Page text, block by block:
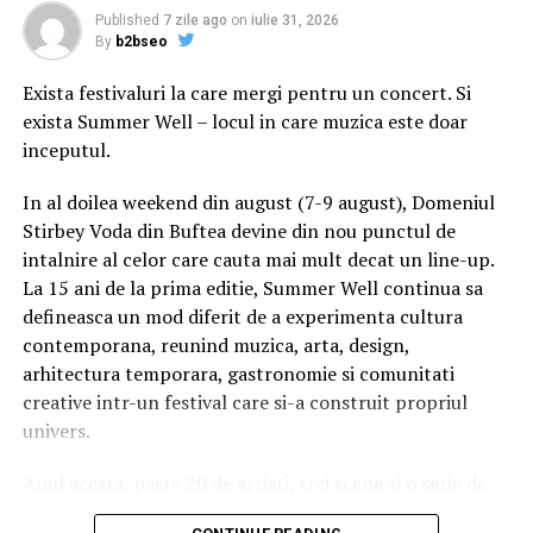
dispune de niciun sistem propriu bancar. Prin urmare,
într-o competiție industrială pe care am scăpat-o de sub
pentru dezvoltare și dobânzile acestora, este pe alte
mâini.
statistic în economia României sunt și ele în mare
măsură externalizate.
Presa – și în special presa audio-vizuală și electronică –
continuă să reprezinte o putere în stat. A patra putere.
Și prima putere extraconstituțională. Nu există practic
televiziune de știri în România, care să nu fi suferit la
nivelul patronatului o decapitare. Cu alte cuvinte, la fel
cum s-a întâmplat în cazul marilor societăți industriale
Exterminat. Și în cel mai bun caz suficient de frăgezit
Published 7 zile ago on iulie 31, 2026
By b2bseo
Exista festivaluri la care mergi pentru un concert. Si
exista Summer Well – locul in care muzica este doar
inceputul.
In al doilea weekend din august (7-9 august), Domeniul
Stirbey Voda din Buftea devine din nou punctul de
intalnire al celor care cauta mai mult decat un line-up.
La 15 ani de la prima editie, Summer Well continua sa
defineasca un mod diferit de a experimenta cultura
contemporana, reunind muzica, arta, design,
arhitectura temporara, gastronomie si comunitati
creative intr-un festival care si-a construit propriul
univers.
experiente curatoriate transforma fiecare colt al